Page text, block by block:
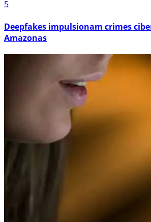
5
Deepfakes impulsionam crimes
Amazonas